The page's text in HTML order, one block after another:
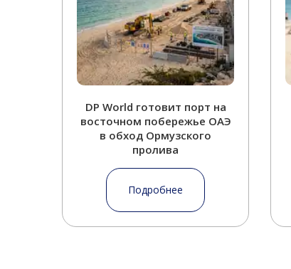
DP World готовит порт на
восточном побережье ОАЭ
в обход Ормузского
пролива
Подробнее